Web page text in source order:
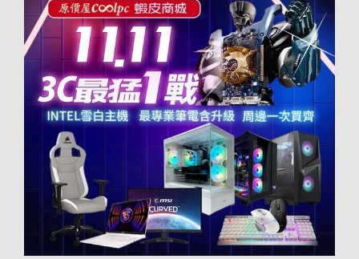
11/11
原
價
屋
蝦
皮
商
3C
優
惠
折
上
Larger
Image